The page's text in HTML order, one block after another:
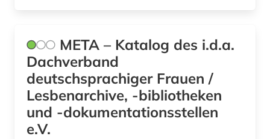
META – Katalog des i.d.a.
Dachverband
deutschsprachiger Frauen /
Lesbenarchive, -bibliotheken
und -dokumentationsstellen
e.V.